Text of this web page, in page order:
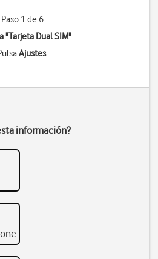
Paso 1 de 6
"Tarjeta Dual SIM"
Ajustes.
información?